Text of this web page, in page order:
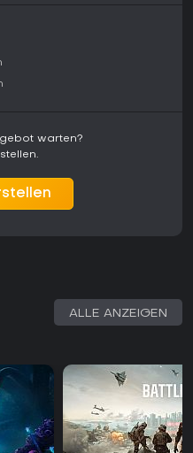
warten?
ALLE ANZEIGEN